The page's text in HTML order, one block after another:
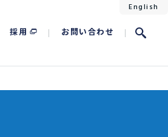
採用 お問い合わせ
English